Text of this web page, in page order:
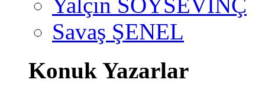
Yalçın SOYSEVİNÇ
Savaş ŞENEL
Konuk Yazarlar